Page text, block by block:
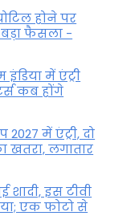
होने पर
फैसला -
में एंट्री
कब होंगे
में एंट्री, दो
खतरा, लगातार
इस टीवी
एक फोटो से